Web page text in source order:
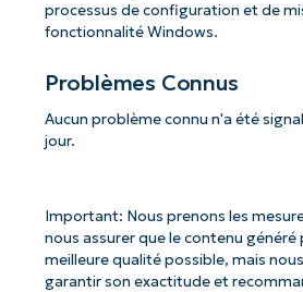
processus de configuration et de
fonctionnalité Windows.
Problèmes Connus
Aucun problème connu n'a été
jour.
Important: Nous prenons les
nous assurer que le contenu généré
meilleure qualité possible, mais
garantir son exactitude et